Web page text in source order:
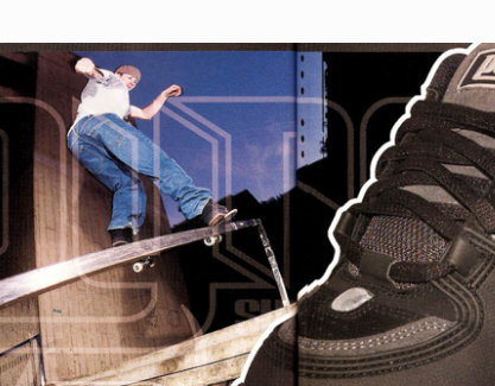
HAGEBA BOYS 2026
2026.07.31